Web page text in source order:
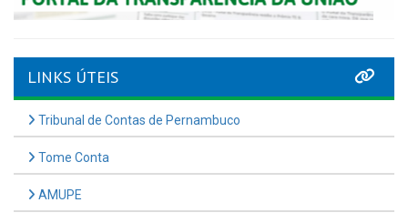
LINKS ÚTEIS
Tribunal de Contas de Pernambuco
Tome Conta
AMUPE